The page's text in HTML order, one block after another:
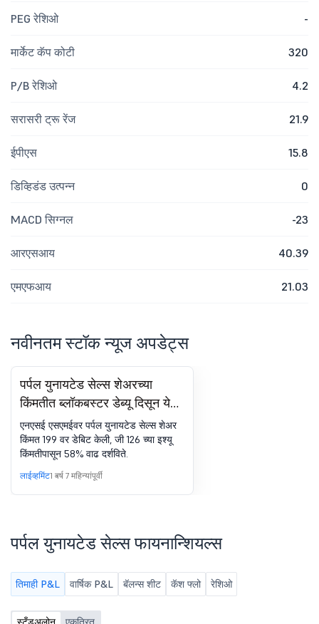
PEG रेशिओ -
मार्केट कॅप कोटी 320
P/B रेशिओ 4.2
सरासरी ट्रू रेंज 21.9
ईपीएस 15.8
डिव्हिडंड उत्पन्न 0
MACD सिग्नल -23
आरएसआय 40.39
एमएफआय 21.03
नवीनतम स्टॉक न्यूज अपडेट्स
पर्पल युनायटेड सेल्स शेअरच्या
किंमतीत ब्लॉकबस्टर डेब्यू दिसून येत
आहे; NSE SME वर प्रति 199 वर
स्टॉक 58% प्रीमियमसह उघडतो
एनएसई एसएमईवर पर्पल युनायटेड सेल्स शेअर
किंमत 199 वर डेबिट केली, जी 126 च्या इश्यू
किंमतीपासून 58% वाढ दर्शविते.
लाईव्हमिंट1 वर्ष 7 महिन्यांपूर्वी
पर्पल युनायटेड सेल्स फायनान्शियल्स
तिमाही P&L वार्षिक P&L बॅलन्स शीट कॅश फ्लो रेशिओ